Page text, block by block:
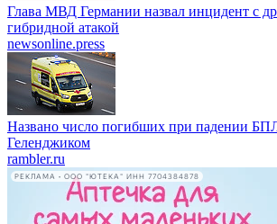
Глава МВД Германии назвал инцидент с
гибридной атакой
newsonline.press
Названо число погибших при падении
Геленджиком
rambler.ru
РЕКЛАМА • ООО "ЮТЕКА" ИНН 7704384878